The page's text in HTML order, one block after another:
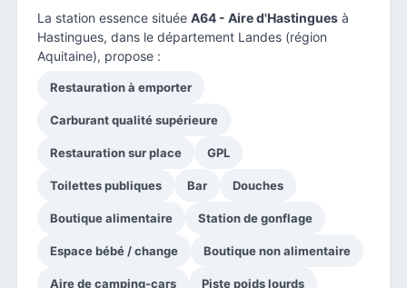
La station essence située A64 - Aire d'Hastingues à
Hastingues, dans le département Landes (région
Aquitaine), propose :
Restauration à emporter
Carburant qualité supérieure
Restauration sur place GPL
Toilettes publiques Bar Douches
Boutique alimentaire Station de gonflage
Espace bébé / change Boutique non alimentaire
Aire de camping-cars Piste poids lourds